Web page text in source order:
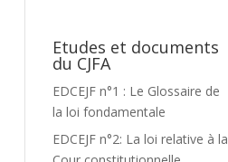
Etudes et documents
du CJFA
EDCEJF n°1 : Le Glossaire de
la loi fondamentale
EDCEJF n°2: La loi relative à la